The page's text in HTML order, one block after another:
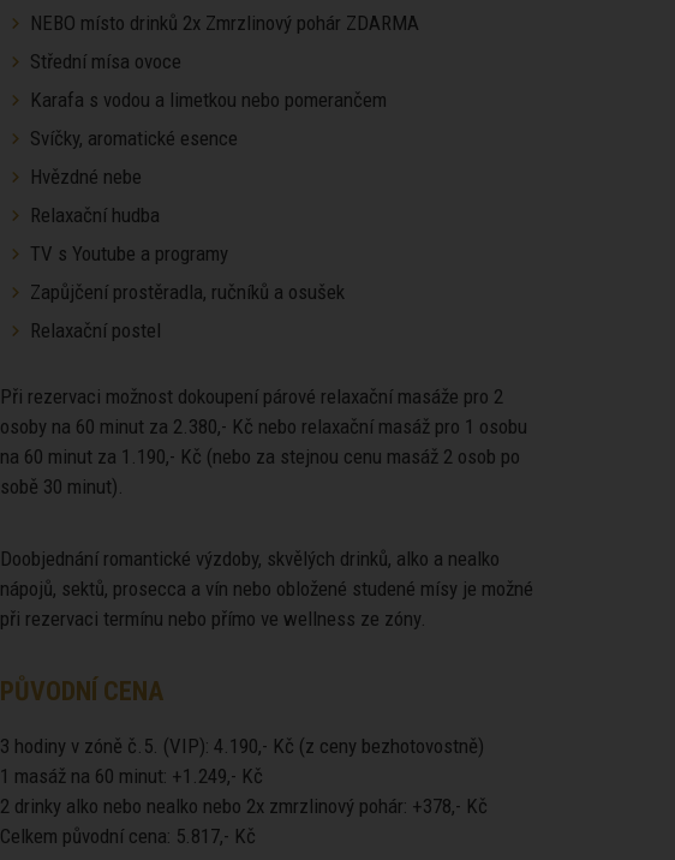
NEBO místo drinků 2x Zmrzlinový pohár ZDARMA
Střední mísa ovoce
Karafa s vodou a limetkou nebo pomerančem
Svíčky, aromatické esence
Hvězdné nebe
Relaxační hudba
TV s Youtube a programy
Zapůjčení prostěradla, ručníků a osušek
Relaxační postel
Při rezervaci možnost dokoupení párové relaxační masáže pro 2
osoby na 60 minut za 2.380,- Kč nebo relaxační masáž pro 1 osobu
na 60 minut za 1.190,- Kč (nebo za stejnou cenu masáž 2 osob po
sobě 30 minut).
Doobjednání romantické výzdoby, skvělých drinků, alko a nealko
nápojů, sektů, prosecca a vín nebo obložené studené mísy je možné
při rezervaci termínu nebo přímo ve wellness ze zóny.
PŮVODNÍ CENA
3 hodiny v zóně č.5. (VIP): 4.190,- Kč (z ceny bezhotovostně)
1 masáž na 60 minut: +1.249,- Kč
2 drinky alko nebo nealko nebo 2x zmrzlinový pohár: +378,- Kč
Celkem původní cena: 5.817,- Kč